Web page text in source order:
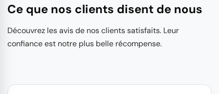
Ce que nos clients disent de nous
Découvrez les avis de nos clients satisfaits. Leur
confiance est notre plus belle récompense.